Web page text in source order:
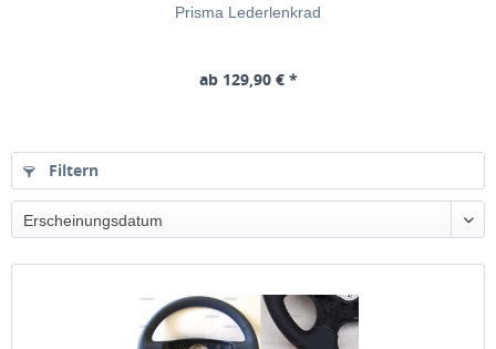
Prisma Lederlenkrad
ab 129,90 € *
Filtern